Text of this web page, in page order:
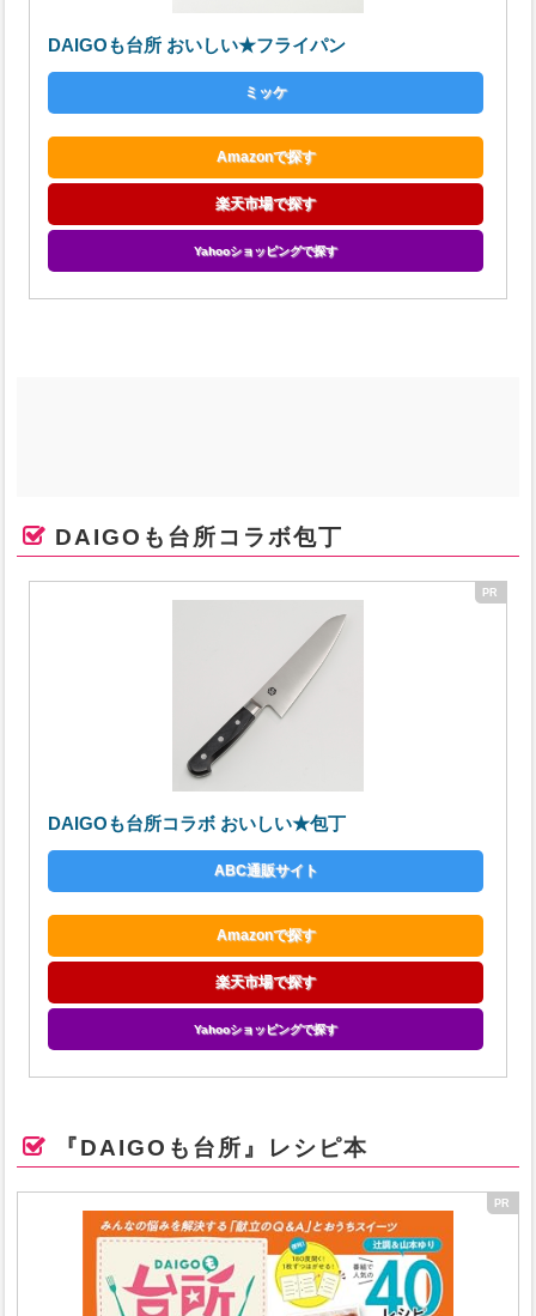
DAIGOも台所 おいしい★フライパン
ミッケ
Amazonで探す
楽天市場で探す
Yahooショッピングで探す
DAIGOも台所コラボ包丁
DAIGOも台所コラボ おいしい★包丁
ABC通販サイト
Amazonで探す
楽天市場で探す
Yahooショッピングで探す
『DAIGOも台所』レシピ本